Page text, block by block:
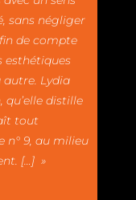
sans négliger
de compte
esthétiques
autre. Lydia
qu’elle distille
tout
n° 9, au milieu
[…] »